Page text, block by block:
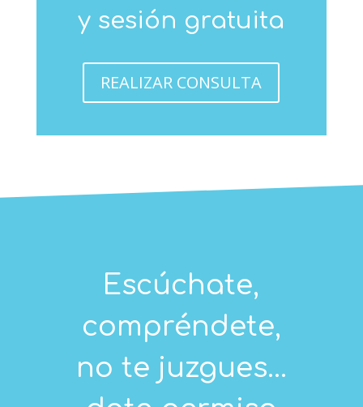
y sesión gratuita
REALIZAR CONSULTA
Escúchate,
compréndete,
no te juzgues...